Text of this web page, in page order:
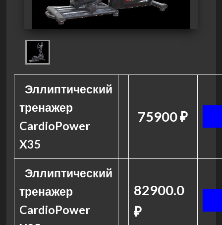
Эллиптический
тренажер
CardioPower
X35
75900 ₽
Эллиптический
тренажер
CardioPower
82900.0
₽